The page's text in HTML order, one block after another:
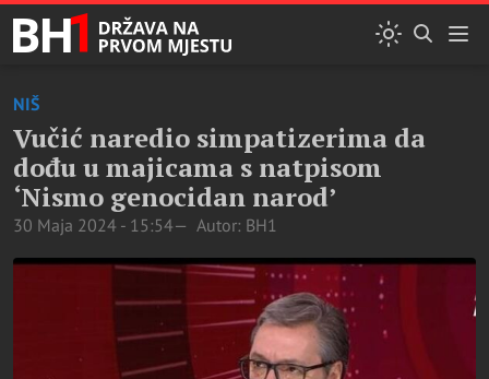
NIŠ
Vučić naredio simpatizerima da
dođu u majicama s natpisom
‘Nismo genocidan narod’
30 Maja 2024 - 15:54 Autor: BH1